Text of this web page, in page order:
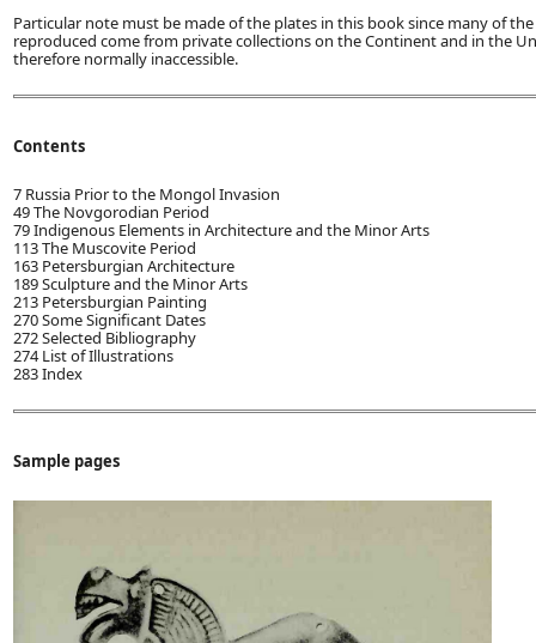
Particular note must be made of the plates in this book since many of
reproduced come from private collections on the Continent and in the
therefore normally inaccessible.
Contents
7 Russia Prior to the Mongol Invasion
49 The Novgorodian Period
79 Indigenous Elements in Architecture and the Minor Arts
113 The Muscovite Period
163 Petersburgian Architecture
189 Sculpture and the Minor Arts
213 Petersburgian Painting
270 Some Significant Dates
272 Selected Bibliography
274 List of Illustrations
283 Index
Sample pages